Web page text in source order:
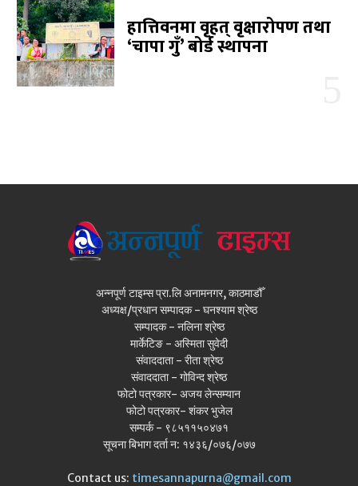
हात्तिवनमा वृहत् वृक्षारोपण तथा
‘चापा गुँ’ बोर्ड स्थापना
अन्नपूर्ण टाइम्स प्रा.लि अनामनगर, काठमाडौँ
अध्यक्ष/प्रधान सम्पादक - घनश्याम श्रेष्ठ
सम्पादक - नलिना श्रेष्ठ
मार्केटिङ - अस्मिता सुवेदी
संवाददाता - रीता श्रेष्ठ
संवाददाता - गोविन्द श्रेष्ठ
फोटो पत्रकार- अजय लेन्सम्यान
फोटो पत्रकार- शंकर भुजेल
सम्पर्क - ९८५११५०४७१
सूचना बिभाग दर्ता न: १४३६/०७६/०७७
Contact us: timesannapurna@gmail.com